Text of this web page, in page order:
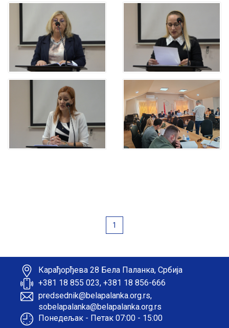
1
Карађорђева 28 Бела Паланка, Србија
+381 18 855 023, +381 18 856-666
predsednik@belapalanka.org.rs,
sobelapalanka@belapalanka.org.rs
Понедељак - Петак 07:00 - 15:00